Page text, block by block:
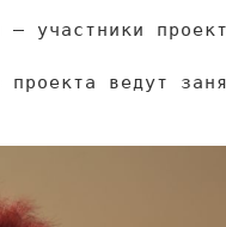
— участники
проекта ведут